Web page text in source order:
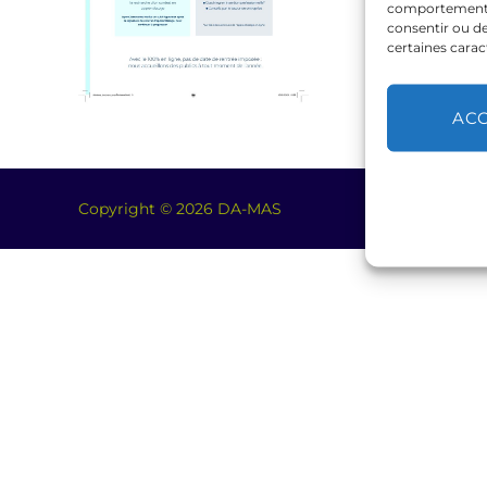
comportement
consentir ou
certaines
Copyright © 2026 DA-MAS